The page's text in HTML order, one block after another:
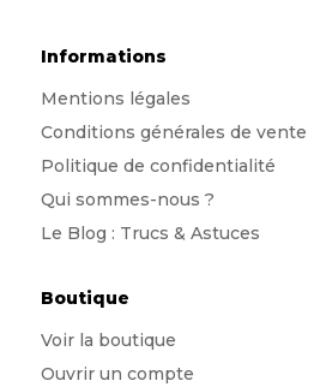
Informations
Mentions légales
Conditions générales de vente
Politique de confidentialité
Qui sommes-nous ?
Le Blog : Trucs & Astuces
Boutique
Voir la boutique
Ouvrir un compte